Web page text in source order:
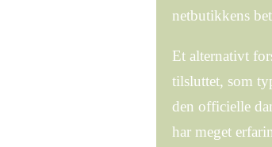
netbutikkens
Et alternativt
tilsluttet, som
den officielle
har meget